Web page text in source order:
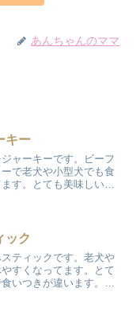
あんちゃんのママ
キー
ャーキーです。ビーフ
で老犬や小型犬でも食
す。とても美味しいの
ック
ティックです。老犬や
すくなってます。とて
いつきが違います。材